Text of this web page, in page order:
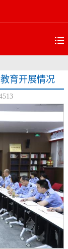
育开展情况